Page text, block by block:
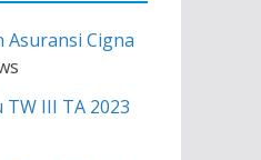
Asuransi Cigna
III TA 2023